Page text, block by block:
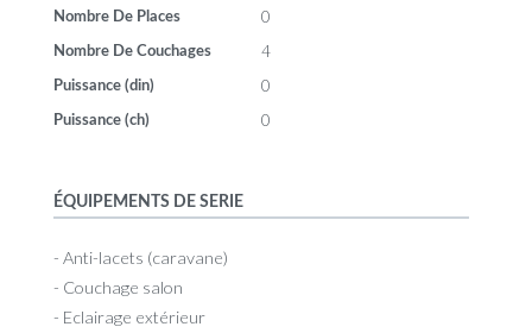
Nombre De Places 0
Nombre De Couchages 4
Puissance (din) 0
Puissance (ch) 0
ÉQUIPEMENTS DE SERIE
- Anti-lacets (caravane)
- Couchage salon
- Eclairage extérieur